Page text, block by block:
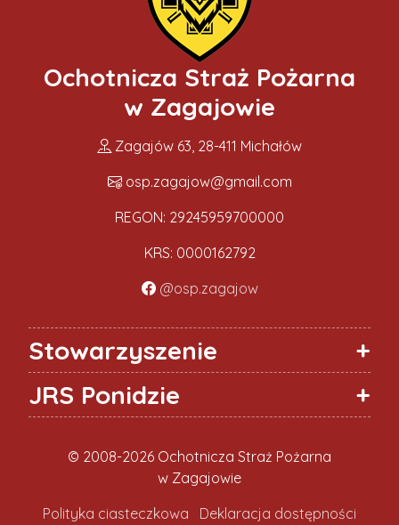
Ochotnicza Straż Pożarna
w Zagajowie
Zagajów 63, 28-411 Michałów
osp.zagajow@gmail.com
REGON: 29245959700000
KRS: 0000162792
@osp.zagajow
Stowarzyszenie
JRS Ponidzie
© 2008-2026 Ochotnicza Straż Pożarna
w Zagajowie
Polityka ciasteczkowa
Deklaracja dostępności